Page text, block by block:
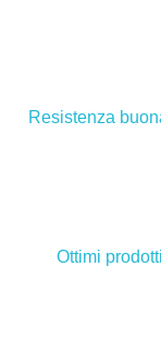
Resistenza
Ottimi